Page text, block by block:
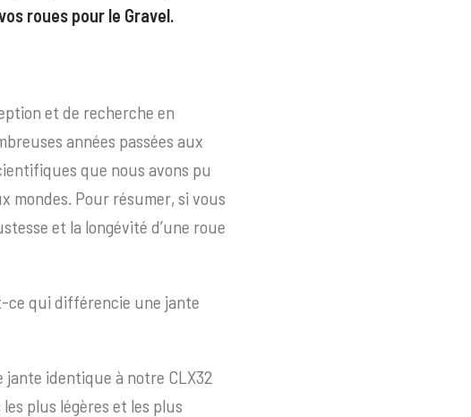
roues pour le Gravel.
et de recherche en
années passées aux
que nous avons pu
mondes. Pour résumer, si vous
et la longévité d’une roue
ce qui différencie une jante
jante identique à notre CLX32
plus légères et les plus